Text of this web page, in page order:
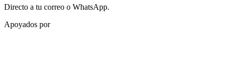
Directo a tu correo o WhatsApp.
Apoyados por